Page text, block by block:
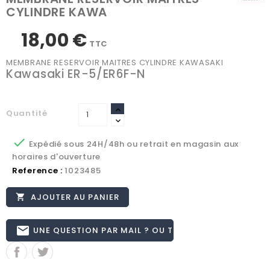
CYLINDRE KAWA
18,00 € TTC
MEMBRANE RESERVOIR MAITRES CYLINDRE KAWASAKI
Kawasaki ER-5/ER6F-N
Quantité
 Expédié sous 24H/48h ou retrait en magasin aux
horaires d'ouverture
Reference : 1023485
 AJOUTER AU PANIER
email UNE QUESTION PAR MAIL ? OU TÉL 02.51.62.16.59